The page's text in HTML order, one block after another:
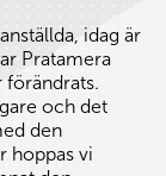
idag är
Pratamera
förändrats.
och det
den
hoppas vi